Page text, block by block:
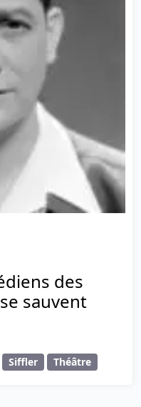
des
sauvent
Siffler Théâtre